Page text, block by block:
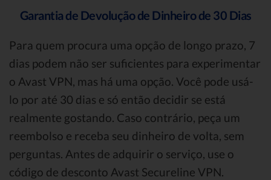
Garantia de Devolução de Dinheiro de 30 Dias
Para quem procura uma opção de longo prazo, 7
dias podem não ser suficientes para experimentar
o Avast VPN, mas há uma opção. Você pode usá-
lo por até 30 dias e só então decidir se está
realmente gostando. Caso contrário, peça um
reembolso e receba seu dinheiro de volta, sem
perguntas. Antes de adquirir o serviço, use o
código de desconto Avast Secureline VPN.